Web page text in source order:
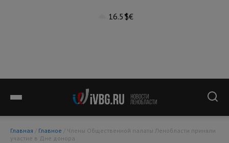
16.5°$€
Главная / Главное
участие в Дне донора